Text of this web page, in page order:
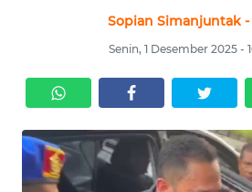
Sopian Simanjuntak
Senin, 1 Desember 2025 -
KRIMINAL
EKUIN
SAINS-TEKNO